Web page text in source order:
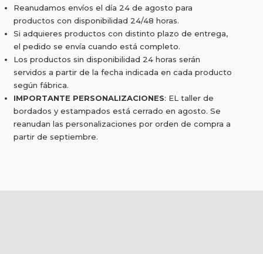
Reanudamos envíos el día 24 de agosto para
productos con disponibilidad 24/48 horas.
Si adquieres productos con distinto plazo de entrega,
el pedido se envía cuando está completo.
Los productos sin disponibilidad 24 horas serán
servidos a partir de la fecha indicada en cada producto
según fábrica.
IMPORTANTE PERSONALIZACIONES: EL taller de
bordados y estampados está cerrado en agosto. Se
reanudan las personalizaciones por orden de compra a
partir de septiembre.